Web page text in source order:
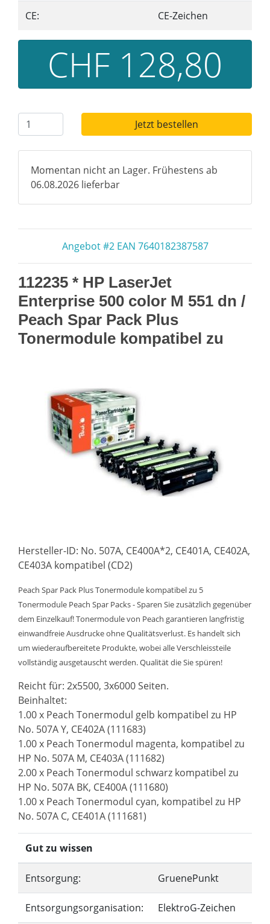
CE: CE-Zeichen
CHF 128,80
Jetzt bestellen
Momentan nicht an Lager. Frühestens ab
06.08.2026 lieferbar
Angebot #2 EAN 7640182387587
112235 * HP LaserJet
Enterprise 500 color M 551 dn /
Peach Spar Pack Plus
Tonermodule kompatibel zu
Hersteller-ID: No. 507A, CE400A*2, CE401A, CE402A,
CE403A kompatibel (CD2)
Peach Spar Pack Plus Tonermodule kompatibel zu 5
Tonermodule Peach Spar Packs - Sparen Sie zusätzlich gegenüber
dem Einzelkauf! Tonermodule von Peach garantieren langfristig
einwandfreie Ausdrucke ohne Qualitätsverlust. Es handelt sich
um wiederaufbereitete Produkte, wobei alle Verschleissteile
vollständig ausgetauscht werden. Qualität die Sie spüren!
Reicht für: 2x5500, 3x6000 Seiten.
Beinhaltet:
1.00 x Peach Tonermodul gelb kompatibel zu HP
No. 507A Y, CE402A (111683)
1.00 x Peach Tonermodul magenta, kompatibel zu
HP No. 507A M, CE403A (111682)
2.00 x Peach Tonermodul schwarz kompatibel zu
HP No. 507A BK, CE400A (111680)
1.00 x Peach Tonermodul cyan, kompatibel zu HP
No. 507A C, CE401A (111681)
Gut zu wissen
Entsorgung: GruenePunkt
Entsorgungsorganisation: ElektroG-Zeichen